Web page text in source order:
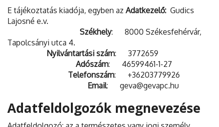
E tájékoztatás kiadója, egyben az Adatkezelő: Gudics
Lajosné e.v.
Székhely: 8000 Székesfehérvár,
Tapolcsányi utca 4.
Nyilvántartási szám: 3772659
Adószám: 46599461-1-27
Telefonszám: +36203779926
Email: geva@gevapc.hu
Adatfeldolgozók megnevezése